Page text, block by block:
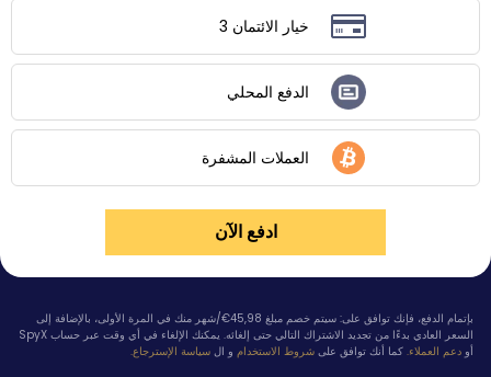
خيار الائتمان 3
الدفع المحلي
العملات المشفرة
ادفع الآن
بإتمام الدفع، فإنك توافق على: سيتم خصم مبلغ 45,98€/شهر
منك في المرة الأولى، بالإضافة إلى
السعر العادي بدءًا من تجديد الاشتراك التالي حتى إلغائه. يمكنك الإلغاء في أي وقت عبر حساب SpyX
أو دعم العملاء. كما أنك توافق على شروط الاستخدام و ال سياسة الإسترجاع.